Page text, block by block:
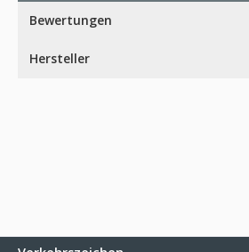
Bewertungen
Hersteller